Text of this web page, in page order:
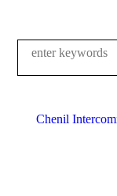
Chenil